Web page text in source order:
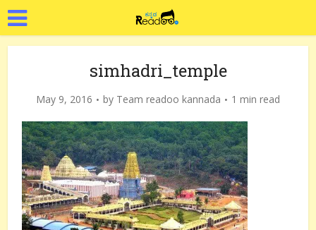
simhadri_temple
May 9, 2016 by Team readoo kannada 1 min read